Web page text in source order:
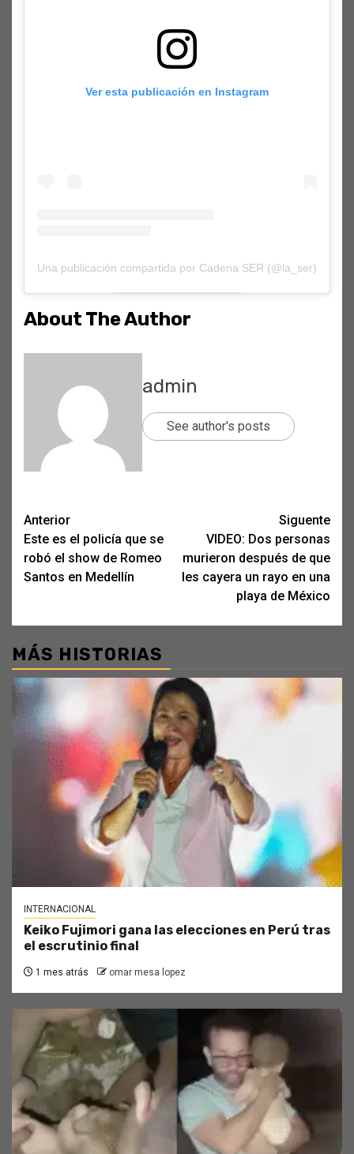
Ver esta publicación en Instagram
Una publicación compartida por Cadena SER (@la_ser)
About The Author
admin
See author's posts
Post
navigation
Anterior
Este es el policía que se
robó el show de Romeo
Santos en Medellín
Siguente
VIDEO: Dos personas
murieron después de que
les cayera un rayo en una
playa de México
MÁS HISTORIAS
INTERNACIONAL
Keiko Fujimori gana las elecciones en Perú tras
el escrutinio final
1 mes atrás omar mesa lopez